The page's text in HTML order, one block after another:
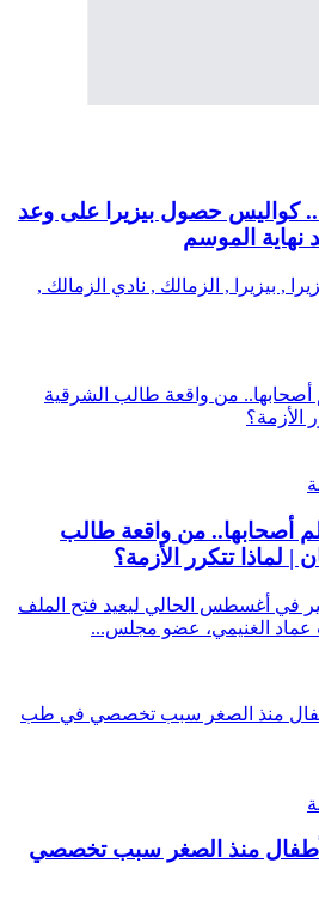
كواليس حصول بيزيرا على وعد
نهاية الموسم
, بيزيرا , الزمالك , نادي الزمالك ,
من واقعة طالب
| لماذا تتكرر الأزمة؟
في أغسطس الحالي ليعيد فتح الملف
عماد الغنيمي، عضو مجلس...
منذ الصغر سبب تخصصي